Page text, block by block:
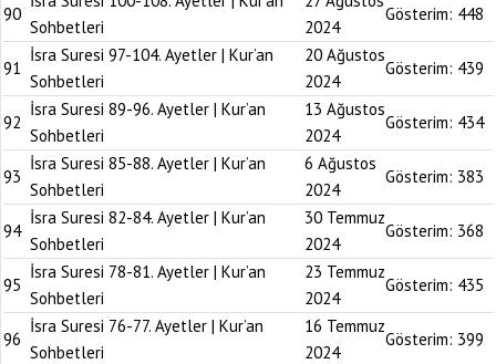
90
Sohbetleri
2024
Gösterim: 448
91
İsra Suresi 97-104. Ayetler | Kur’an
Sohbetleri
20 Ağustos
2024
Gösterim: 439
92
İsra Suresi 89-96. Ayetler | Kur’an
Sohbetleri
13 Ağustos
2024
Gösterim: 434
93
İsra Suresi 85-88. Ayetler | Kur’an
Sohbetleri
6 Ağustos
2024
Gösterim: 383
94
İsra Suresi 82-84. Ayetler | Kur’an
Sohbetleri
30 Temmuz
2024
Gösterim: 368
95
İsra Suresi 78-81. Ayetler | Kur’an
Sohbetleri
23 Temmuz
2024
Gösterim: 435
96
İsra Suresi 76-77. Ayetler | Kur’an
Sohbetleri
16 Temmuz
2024
Gösterim: 399